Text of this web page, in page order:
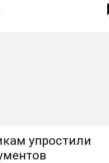
упростили